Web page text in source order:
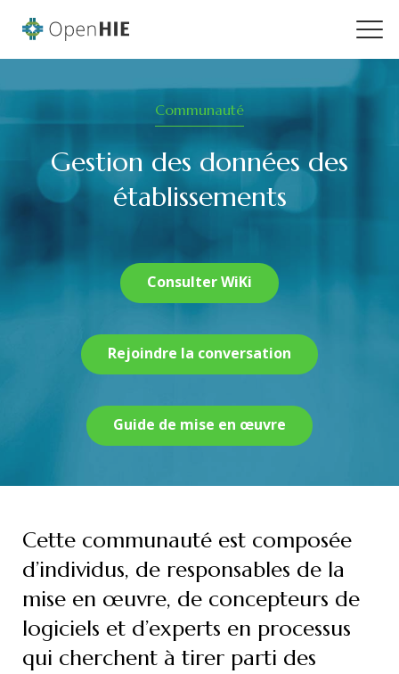
Communauté
Gestion des données des
établissements
Consulter WiKi
Rejoindre la conversation
Guide de mise en œuvre
Cette communauté est composée
d’individus, de responsables de la
mise en œuvre, de concepteurs de
logiciels et d’experts en processus
qui cherchent à tirer parti des